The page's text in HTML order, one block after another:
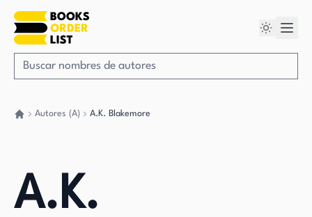
Autores (A) A.K. Blakemore
A.K.